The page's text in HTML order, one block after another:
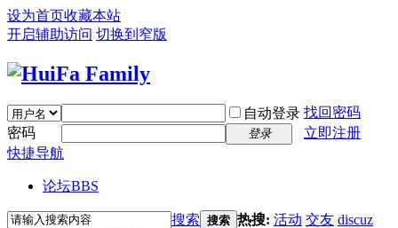
设为首页收藏本站
开启辅助访问 切换到窄版
自动登录 找回密码
密码
登录
立即注册
快捷导航
论坛BBS
搜索 搜索 热搜: 活动 交友 discuz